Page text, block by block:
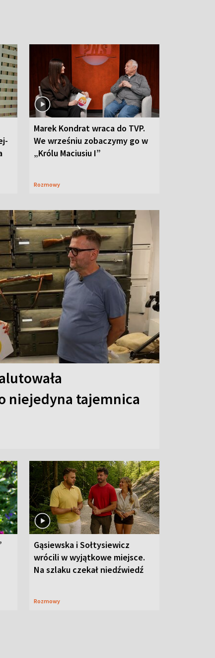
Marek Kondrat wraca do TVP.
We wrześniu zobaczymy go w
„Królu Maciusiu I”
Rozmowy
niejedyna tajemnica
Gąsiewska i Sołtysiewicz
wrócili w wyjątkowe miejsce.
Na szlaku czekał niedźwiedź
Rozmowy